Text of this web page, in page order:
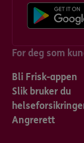
For deg som
Bli Frisk-appen
Slik bruker du
Angrerett